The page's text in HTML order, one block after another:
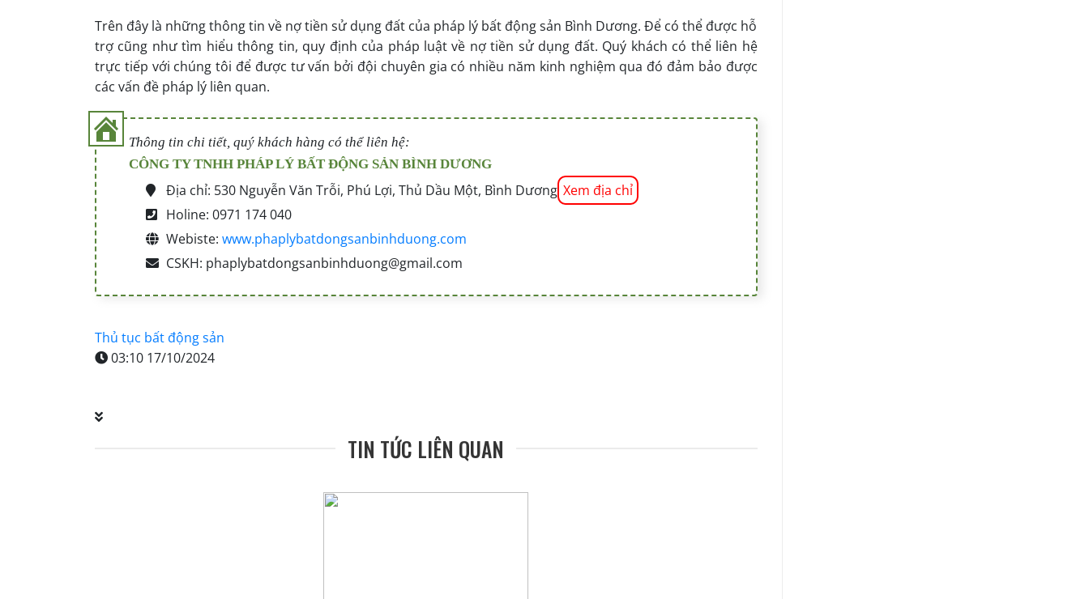
Trên đây là những thông tin về nợ tiền sử dụng đất của pháp lý bất động sản Bình Dương. Để có thể được hỗ
trợ cũng như tìm hiểu thông tin, quy định của pháp luật về nợ tiền sử dụng đất. Quý khách có thể liên hệ
trực tiếp với chúng tôi để được tư vấn bởi đội chuyên gia có nhiều năm kinh nghiệm qua đó đảm bảo được
các vấn đề pháp lý liên quan.
Thông tin chi tiết, quý khách hàng có thể liên hệ:
CÔNG TY TNHH PHÁP LÝ BẤT ĐỘNG SẢN BÌNH DƯƠNG
Địa chỉ: 530 Nguyễn Văn Trỗi, Phú Lợi, Thủ Dầu Một, Bình Dương Xem địa chỉ
Holine: 0971 174 040
Webiste: www.phaplybatdongsanbinhduong.com
CSKH: phaplybatdongsanbinhduong@gmail.com
Thủ tục bất động sản
03:10 17/10/2024
TIN TỨC LIÊN QUAN